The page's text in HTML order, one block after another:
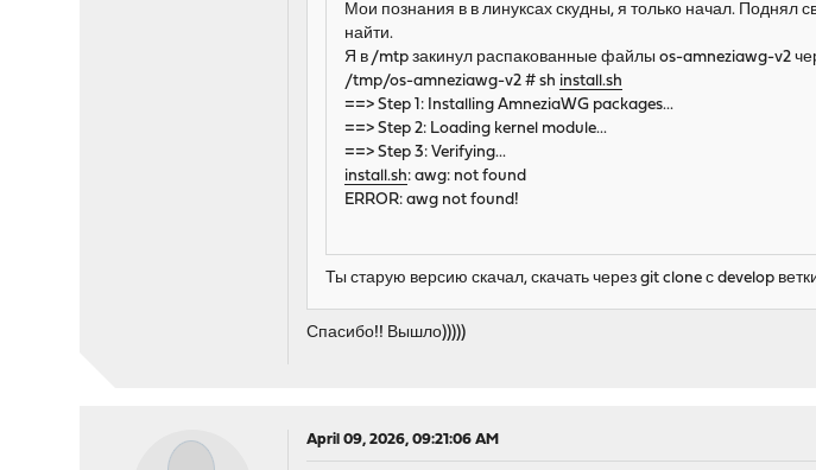
Мои познания в в линуксах скудны, я только начал.
найти.
Я в /mtp закинул распакованные файлы os-amneziawg-v2
/tmp/os-amneziawg-v2 # sh install.sh
==> Step 1: Installing AmneziaWG packages...
==> Step 2: Loading kernel module...
==> Step 3: Verifying...
install.sh: awg: not found
ERROR: awg not found!
Ты старую версию скачал, скачать через git clone с develop
Спасибо!! Вышло)))))
April 09, 2026, 09:21:06 AM